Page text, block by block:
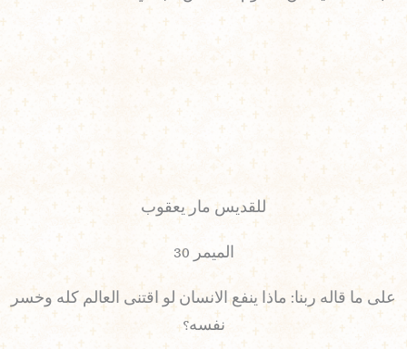
للقديس مار يعقوب
الميمر 30
على ما قاله ربنا: ماذا ينفع الانسان لو اقتنى العالم كله وخسر
نفسه؟